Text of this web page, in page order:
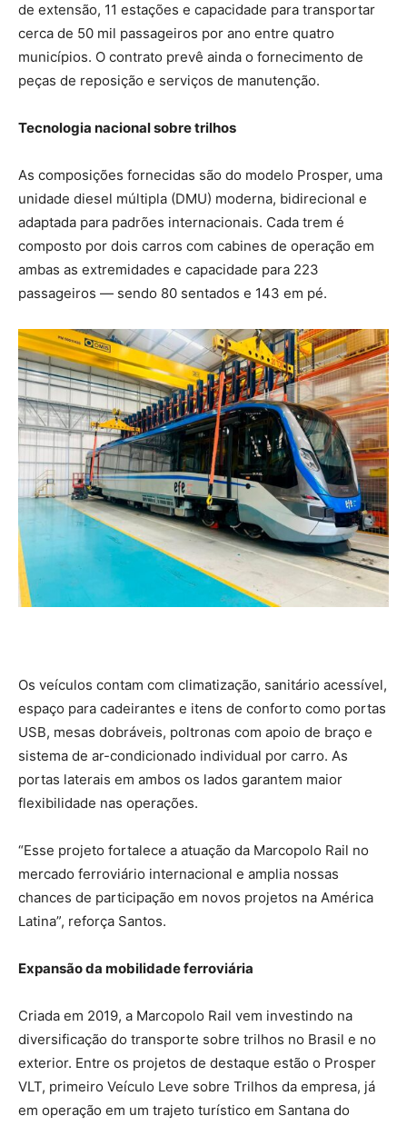
de extensão, 11 estações e capacidade para transportar
cerca de 50 mil passageiros por ano entre quatro
municípios. O contrato prevê ainda o fornecimento de
peças de reposição e serviços de manutenção.
Tecnologia nacional sobre trilhos
As composições fornecidas são do modelo Prosper, uma
unidade diesel múltipla (DMU) moderna, bidirecional e
adaptada para padrões internacionais. Cada trem é
composto por dois carros com cabines de operação em
ambas as extremidades e capacidade para 223
passageiros — sendo 80 sentados e 143 em pé.
Os veículos contam com climatização, sanitário acessível,
espaço para cadeirantes e itens de conforto como portas
USB, mesas dobráveis, poltronas com apoio de braço e
sistema de ar-condicionado individual por carro. As
portas laterais em ambos os lados garantem maior
flexibilidade nas operações.
“Esse projeto fortalece a atuação da Marcopolo Rail no
mercado ferroviário internacional e amplia nossas
chances de participação em novos projetos na América
Latina”, reforça Santos.
Expansão da mobilidade ferroviária
Criada em 2019, a Marcopolo Rail vem investindo na
diversificação do transporte sobre trilhos no Brasil e no
exterior. Entre os projetos de destaque estão o Prosper
VLT, primeiro Veículo Leve sobre Trilhos da empresa, já
em operação em um trajeto turístico em Santana do